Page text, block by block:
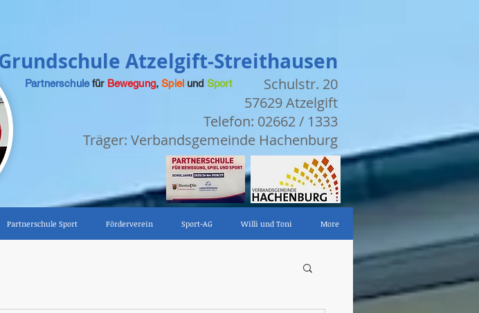
Atzelgift-Streithausen
Schulstr. 20
57629 Atzelgift
Telefon: 02662 / 1333
Träger: Verbandsgemeinde Hachenburg
Partnerschulefür Bewegung,Spiel und Sport
Partnerschule Sport Förderverein Sport-AG Willi und Toni More